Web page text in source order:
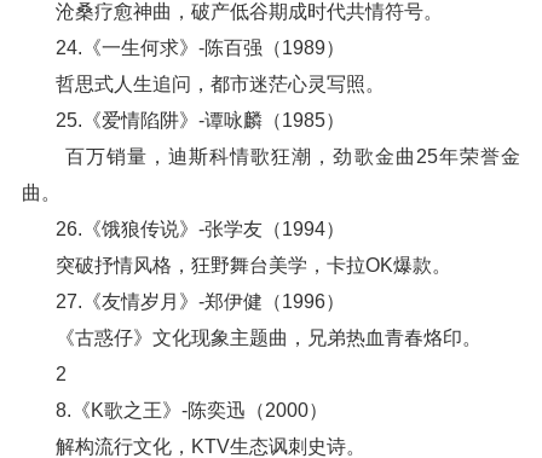
沧桑疗愈神曲，破产低谷期成时代共情符号。
24.《一生何求》-陈百强（1989）
哲思式人生追问，都市迷茫心灵写照。
25.《爱情陷阱》-谭咏麟（1985）
百万销量，迪斯科情歌狂潮，劲歌金曲25年荣誉金
曲。
26.《饿狼传说》-张学友（1994）
突破抒情风格，狂野舞台美学，卡拉OK爆款。
27.《友情岁月》-郑伊健（1996）
《古惑仔》文化现象主题曲，兄弟热血青春烙印。
2
8.《K歌之王》-陈奕迅（2000）
解构流行文化，KTV生态讽刺史诗。